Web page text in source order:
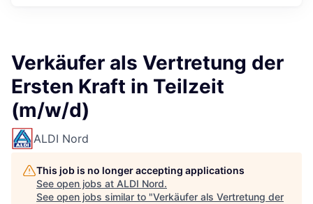
Verkäufer als Vertretung der
Ersten Kraft in Teilzeit
(m/w/d)
ALDI Nord
This job is no longer accepting applications
See open jobs at ALDI Nord.
See open jobs similar to "Verkäufer als Vertretung der